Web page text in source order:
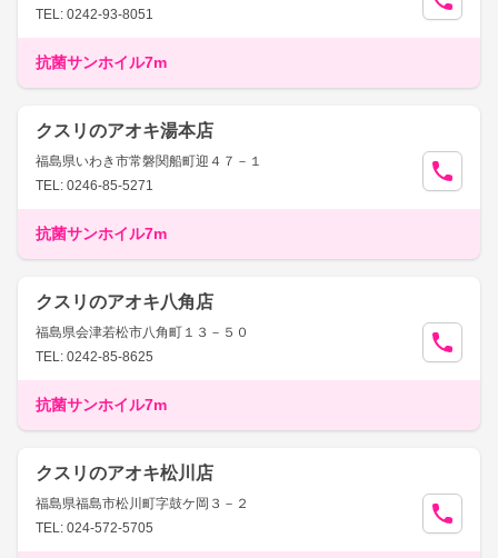
TEL: 0242-93-8051
抗菌サンホイル7m
クスリのアオキ湯本店
福島県いわき市常磐関船町迎４７－１
TEL: 0246-85-5271
抗菌サンホイル7m
クスリのアオキ八角店
福島県会津若松市八角町１３－５０
TEL: 0242-85-8625
抗菌サンホイル7m
クスリのアオキ松川店
福島県福島市松川町字鼓ケ岡３－２
TEL: 024-572-5705